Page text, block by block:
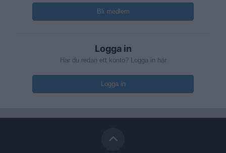
Bli medlem
Logga in
Har du redan ett konto? Logga in här
Logga in